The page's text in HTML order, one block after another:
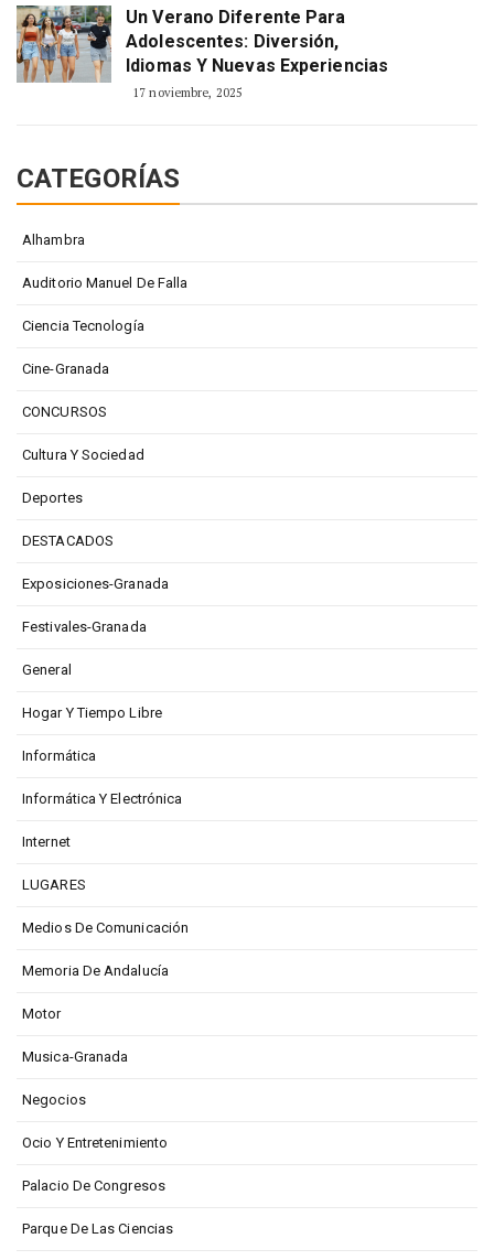
Un Verano Diferente Para
Adolescentes: Diversión,
Idiomas Y Nuevas Experiencias
17 noviembre, 2025
CATEGORÍAS
Alhambra
Auditorio Manuel De Falla
Ciencia Tecnología
Cine-Granada
CONCURSOS
Cultura Y Sociedad
Deportes
DESTACADOS
Exposiciones-Granada
Festivales-Granada
General
Hogar Y Tiempo Libre
Informática
Informática Y Electrónica
Internet
LUGARES
Medios De Comunicación
Memoria De Andalucía
Motor
Musica-Granada
Negocios
Ocio Y Entretenimiento
Palacio De Congresos
Parque De Las Ciencias